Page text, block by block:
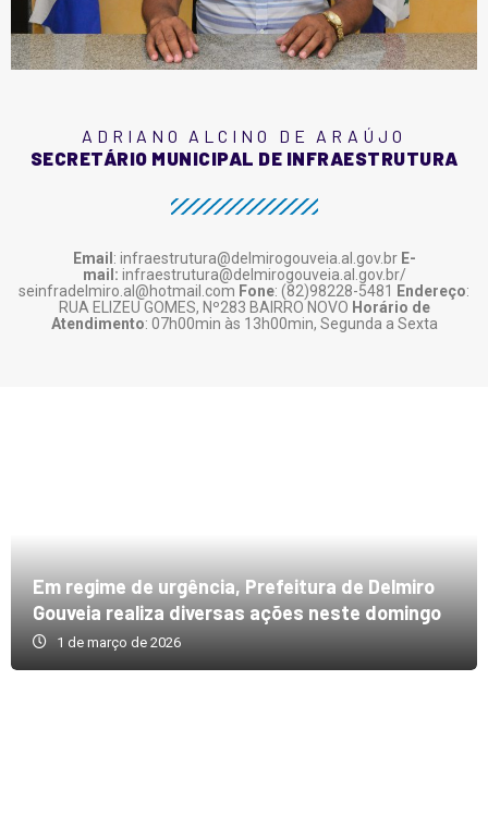
ADRIANO ALCINO DE ARAÚJO
SECRETÁRIO MUNICIPAL DE INFRAESTRUTURA
Email : infraestrutura@delmirogouveia.al.gov.br E-
mail: infraestrutura@delmirogouveia.al.gov.br/
seinfradelmiro.al@hotmail.com Fone: (82)98228-5481 Endereço:
RUA ELIZEU GOMES, Nº283 BAIRRO NOVO Horário de
Atendimento: 07h00min às 13h00min, Segunda a Sexta
Em regime de urgência, Prefeitura de Delmiro
Gouveia realiza diversas ações neste domingo
1 de março de 2026